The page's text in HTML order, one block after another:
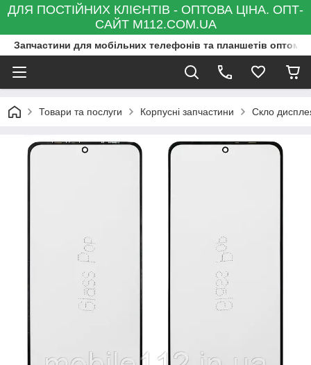
ДЛЯ ПОСТІЙНИХ КЛІЄНТІВ - ОПТОВА ЦІНА. ОПТ-
САЙТ M112.COM.UA
Запчастини для мобільних телефонів та планшетів оптом
Товари та послуги Корпусні запчастини Скло